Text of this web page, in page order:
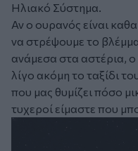
Ηλιακό Σύστημα.
Αν ο ουρανός είναι
να στρέψουμε το
ανάμεσα στα αστέρια, ο
λίγο ακόμη το ταξίδι
που μας θυμίζει πόσο
τυχεροί είμαστε που